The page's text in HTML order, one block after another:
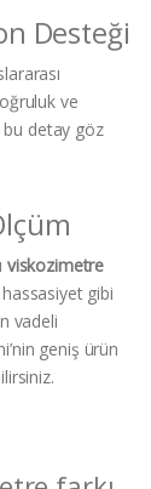
Desteği
ve
bu detay göz
viskozimetre
hassasiyet gibi
vadeli
geniş ürün